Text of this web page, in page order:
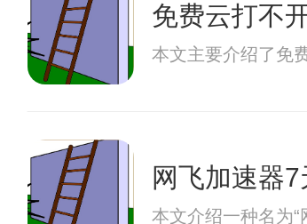
免费云打不
本文主要介绍了免
网飞加速器7
本文介绍一种名为“